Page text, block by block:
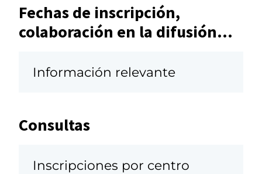
Fechas de inscripción,
colaboración en la difusión...
Información relevante
Consultas
Inscripciones por centro